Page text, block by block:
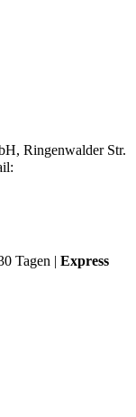
Ringenwalder Str.
Tagen | Express